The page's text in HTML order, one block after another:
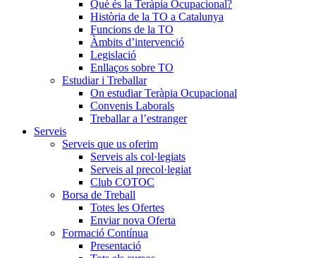
Què és la Teràpia Ocupacional?
Història de la TO a Catalunya
Funcions de la TO
Àmbits d’intervenció
Legislació
Enllaços sobre TO
Estudiar i Treballar
On estudiar Teràpia Ocupacional
Convenis Laborals
Treballar a l’estranger
Serveis
Serveis que us oferim
Serveis als col·legiats
Serveis al precol·legiat
Club COTOC
Borsa de Treball
Totes les Ofertes
Enviar nova Oferta
Formació Contínua
Presentació